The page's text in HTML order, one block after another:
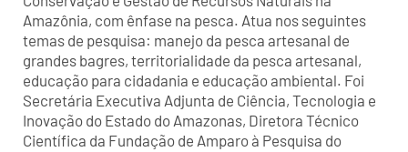
Amazônia, com ênfase na pesca. Atua nos seguintes
temas de pesquisa: manejo da pesca artesanal de
grandes bagres, territorialidade da pesca artesanal,
educação para cidadania e educação ambiental. Foi
Secretária Executiva Adjunta de Ciência, Tecnologia e
Inovação do Estado do Amazonas, Diretora Técnico
Científica da Fundação de Amparo à Pesquisa do